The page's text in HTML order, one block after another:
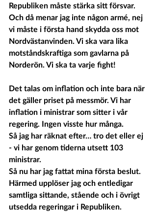
Republiken måste stärka sitt försvar.
Och då menar jag inte någon armé, nej
vi måste i första hand skydda oss mot
Nordvästanvinden. Vi ska vara lika
motståndskraftiga som gavlarna på
Norderön. Vi ska ta varje fight!
Det talas om inflation och inte bara när
det gäller priset på messmör. Vi har
inflation i ministrar som sitter i vår
regering. Ingen visste hur många.
Så jag har räknat efter… tro det eller ej
- vi har genom tiderna utsett 103
ministrar.
Så nu har jag fattat mina första beslut.
Härmed upplöser jag och entledigar
samtliga sittande, stående och i övrigt
utsedda regeringar i Republiken.